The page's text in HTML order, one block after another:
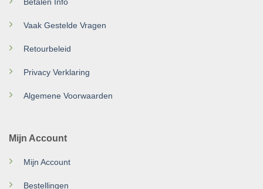
Vaak Gestelde Vragen
Retourbeleid
Privacy Verklaring
Algemene Voorwaarden
Mijn Account
Mijn Account
Bestellingen